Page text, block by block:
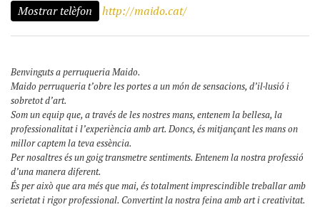
Mostrar telèfon
http://maido.cat/
Benvinguts a perruqueria Maido.
Maido perruqueria t’obre les portes a un món de sensacions, d’il·lusió i
sobretot d’art.
Som un equip que, a través de les nostres mans, entenem la bellesa, la
professionalitat i l’experiència amb art. Doncs, és mitjançant les mans on
millor captem la teva essència.
Per nosaltres és un goig transmetre sentiments. Entenem la nostra professió
d’una manera diferent.
És per això que ara més que mai, és totalment imprescindible treballar amb
serietat i rigor professional. Convertint la nostra feina amb art i creativitat.